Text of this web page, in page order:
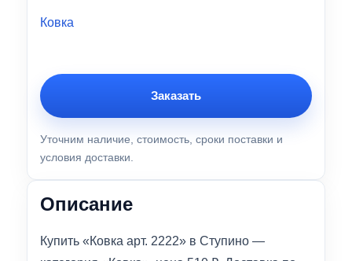
Ковка
Заказать
Уточним наличие, стоимость, сроки поставки и
условия доставки.
Описание
Купить «Ковка арт. 2222» в Ступино —